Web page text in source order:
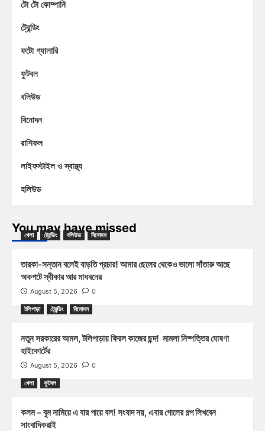
টো টো কোম্পানি
ট্রেন্ডিং
ফটো গ্যালারি
ফুটবল
বলিউড
বিনোদন
রাশিফল
লাইফস্টাইল ও স্বাস্থ্য
হলিউড
You may have missed
খেলা ট্রেন্ডিং বলিউড বিনোদন
তারকা-সন্তান বলেই বাড়তি প্রচার! আমার ছেলের থেকেও ভালো সাঁতারু আছে
অকপটে স্বীকার আর মাধবনের
August 5, 2026 0
টলিপাড়া ট্রেন্ডিং বিনোদন
নতুন সরকারের আমল, টলিপাড়ায় ফিরল কাজের ছন্দ! মামলা নিষ্পত্তির ঘোষণা
হাইকোর্টের
August 5, 2026 0
খেলা ফুটবল
কলম – বুম নামিয়ে এ বার পায়ে বল! সংবাদ নয়, এবার গোলের গল্প লিখবেন
সাংবাদিকরাই